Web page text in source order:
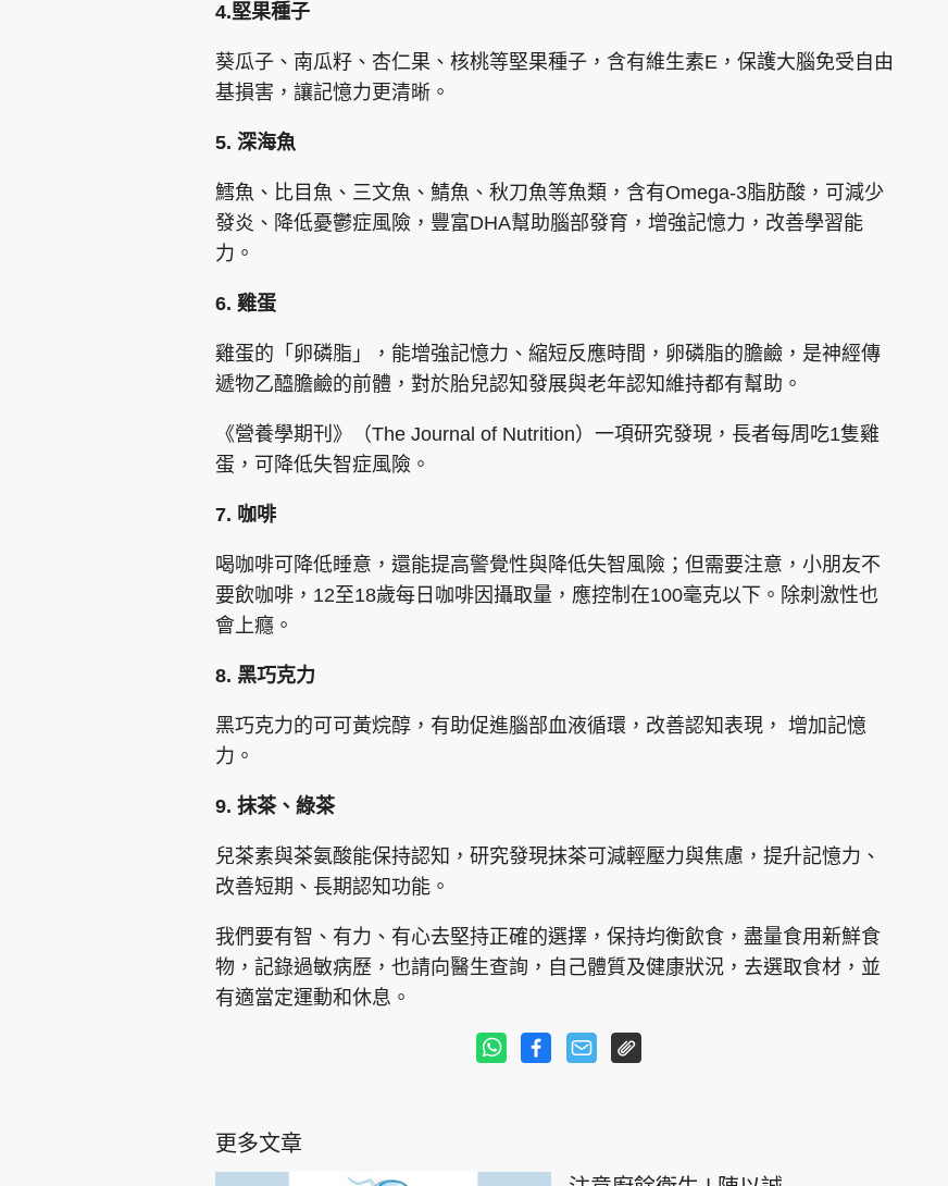
4.堅果種子
葵瓜子、南瓜籽、杏仁果、核桃等堅果種子，含有維生素E，保護大腦免受自由
基損害，讓記憶力更清晰。
5. 深海魚
鱈魚、比目魚、三文魚、鯖魚、秋刀魚等魚類，含有Omega-3脂肪酸，可減少
發炎、降低憂鬱症風險，豐富DHA幫助腦部發育，增強記憶力，改善學習能
力。
6. 雞蛋
雞蛋的「卵磷脂」，能增強記憶力、縮短反應時間，卵磷脂的膽鹼，是神經傳
遞物乙醯膽鹼的前體，對於胎兒認知發展與老年認知維持都有幫助。
《營養學期刊》（The Journal of Nutrition）一項研究發現，長者每周吃1隻雞
蛋，可降低失智症風險。
7. 咖啡
喝咖啡可降低睡意，還能提高警覺性與降低失智風險；但需要注意，小朋友不
要飲咖啡，12至18歲每日咖啡因攝取量，應控制在100毫克以下。除刺激性也
會上癮。
8. 黑巧克力
黑巧克力的可可黃烷醇，有助促進腦部血液循環，改善認知表現， 增加記憶
力。
9. 抹茶、綠茶
兒茶素與茶氨酸能保持認知，研究發現抹茶可減輕壓力與焦慮，提升記憶力、
改善短期、長期認知功能。
我們要有智、有力、有心去堅持正確的選擇，保持均衡飲食，盡量食用新鮮食
物，記錄過敏病歷，也請向醫生查詢，自己體質及健康狀況，去選取食材，並
有適當定運動和休息。
更多文章